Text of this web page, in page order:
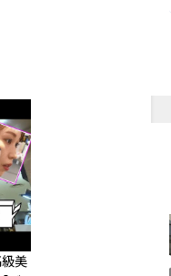
級美